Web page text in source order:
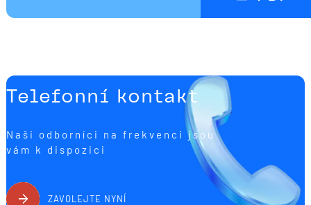
Telefonní kontakt
Naši odborníci na frekvenci jsou
vám k dispozici
ZAVOLEJTE NYNÍ